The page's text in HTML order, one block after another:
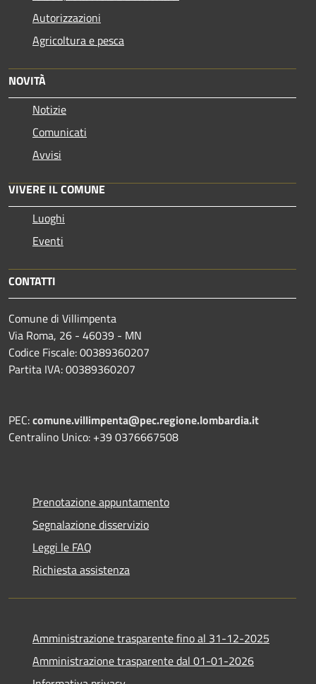
Autorizzazioni
Agricoltura e pesca
NOVITÀ
Notizie
Comunicati
Avvisi
VIVERE IL COMUNE
Luoghi
Eventi
CONTATTI
Comune di Villimpenta
Via Roma, 26 - 46039 - MN
Codice Fiscale: 00389360207
Partita IVA: 00389360207
PEC:comune.villimpenta@pec.regione.lombardia.it
Centralino Unico: +39 0376667508
Prenotazione appuntamento
Segnalazione disservizio
Leggi le FAQ
Richiesta assistenza
Amministrazione trasparente fino al 31-12-2025
Amministrazione trasparente dal 01-01-2026